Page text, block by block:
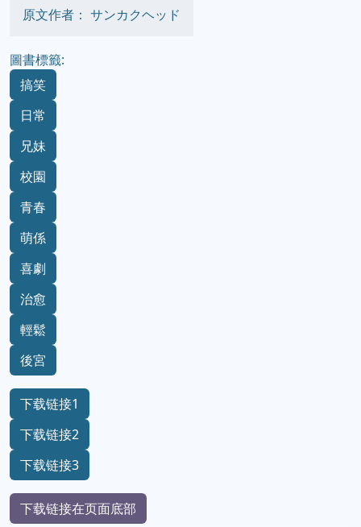
原文作者： サンカクヘッド
圖書標籤:
搞笑
日常
兄妹
校園
青春
萌係
喜劇
治愈
輕鬆
後宮
下载链接1
下载链接2
下载链接3
下载链接在页面底部